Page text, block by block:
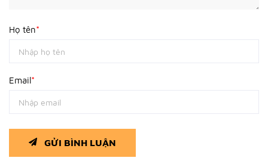
Họ tên*
Email*
GỬI BÌNH LUẬN